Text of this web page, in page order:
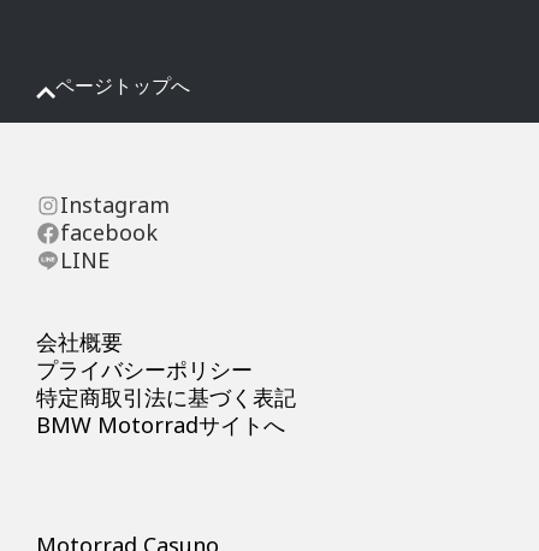
ページトップへ
会社概要
プライバシーポリシー
特定商取引法に基づく表記
BMW Motorradサイトへ
Motorrad Casuno
Instagram
facebook
LINE